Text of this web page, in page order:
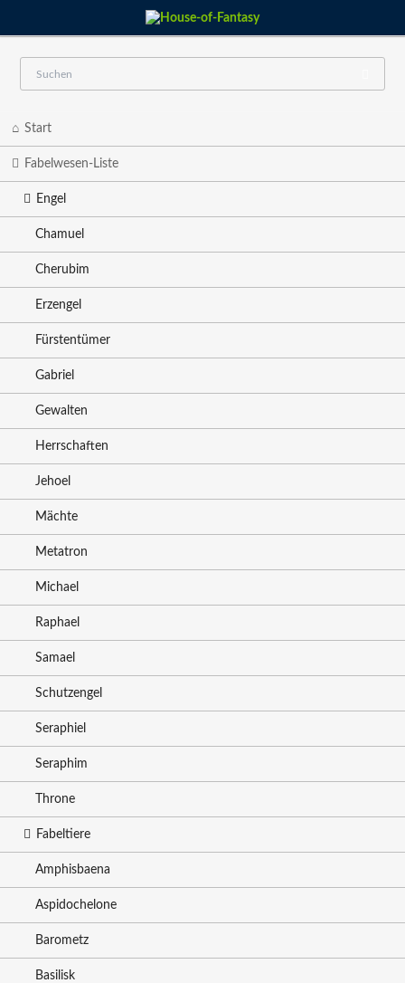
Start
Fabelwesen-Liste
Engel
Chamuel
Cherubim
Erzengel
Fürstentümer
Gabriel
Gewalten
Herrschaften
Jehoel
Mächte
Metatron
Michael
Raphael
Samael
Schutzengel
Seraphiel
Seraphim
Throne
Fabeltiere
Amphisbaena
Aspidochelone
Barometz
Basilisk